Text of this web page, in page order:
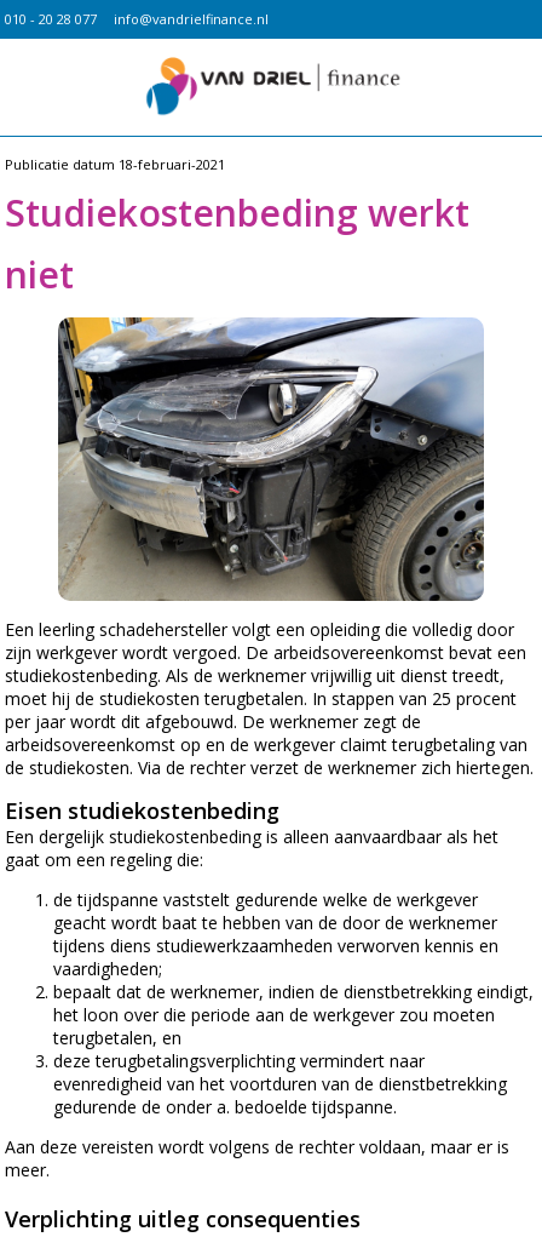
010 - 20 28 077 info@vandrielfinance.nl
Publicatie datum 18-februari-2021
Studiekostenbeding werkt
niet
Een leerling schadehersteller volgt een opleiding die volledig door
zijn werkgever wordt vergoed. De arbeidsovereenkomst bevat een
studiekostenbeding. Als de werknemer vrijwillig uit dienst treedt,
moet hij de studiekosten terugbetalen. In stappen van 25 procent
per jaar wordt dit afgebouwd. De werknemer zegt de
arbeidsovereenkomst op en de werkgever claimt terugbetaling van
de studiekosten. Via de rechter verzet de werknemer zich hiertegen.
Eisen studiekostenbeding
Een dergelijk studiekostenbeding is alleen aanvaardbaar als het
gaat om een regeling die:
de tijdspanne vaststelt gedurende welke de werkgever
geacht wordt baat te hebben van de door de werknemer
tijdens diens studiewerkzaamheden verworven kennis en
vaardigheden;
bepaalt dat de werknemer, indien de dienstbetrekking eindigt,
het loon over die periode aan de werkgever zou moeten
terugbetalen, en
deze terugbetalingsverplichting vermindert naar
evenredigheid van het voortduren van de dienstbetrekking
gedurende de onder a. bedoelde tijdspanne.
Aan deze vereisten wordt volgens de rechter voldaan, maar er is
meer.
Verplichting uitleg consequenties